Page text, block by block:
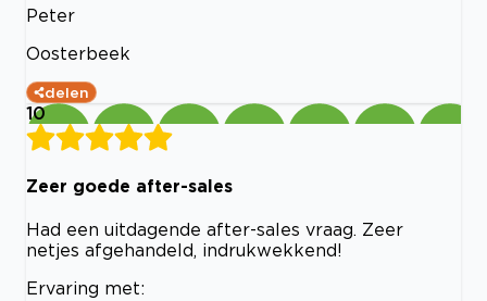
Peter
Oosterbeek
delen
10
Zeer goede after-sales
Had een uitdagende after-sales vraag. Zeer
netjes afgehandeld, indrukwekkend!
Ervaring met: